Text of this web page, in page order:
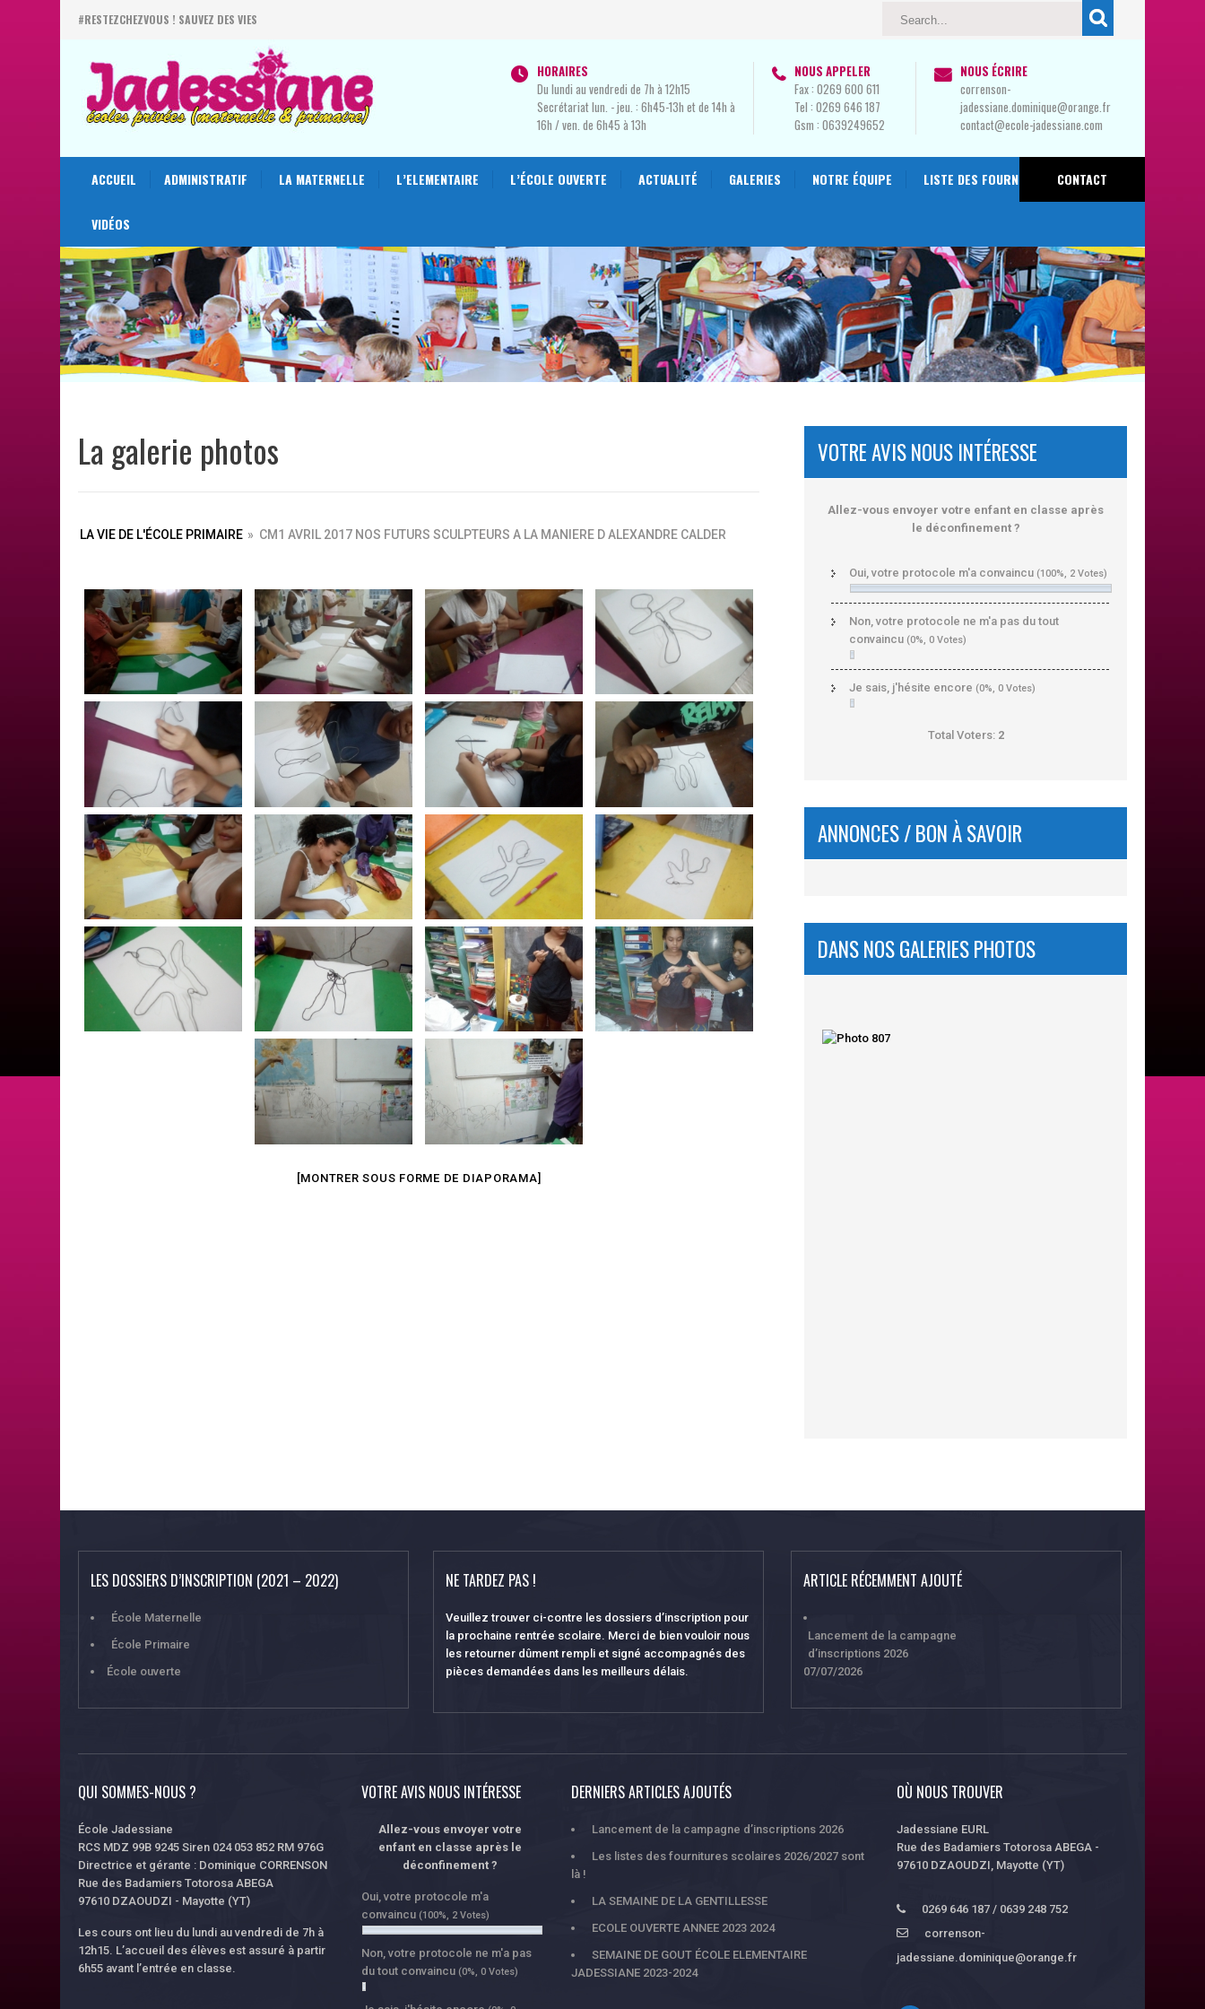
#RESTEZCHEZVOUS ! SAUVEZ DES VIES
HORAIRES
Du lundi au vendredi de 7h à 12h15
Secrétariat lun. - jeu. : 6h45-13h et de 14h à
16h / ven. de 6h45 à 13h
NOUS APPELER
Fax : 0269 600 611
Tel : 0269 646 187
Gsm : 0639249652
NOUS ÉCRIRE
correnson-
jadessiane.dominique@orange.fr
contact@ecole-jadessiane.com
ACCUEIL ADMINISTRATIF LA MATERNELLE L’ELEMENTAIRE L’ÉCOLE OUVERTE ACTUALITÉ GALERIES NOTRE ÉQUIPE LISTE DES FOURNITURES 2024-2025
VIDÉOS
CONTACT
La galerie photos
LA VIE DE L'ÉCOLE PRIMAIRE » CM1 AVRIL 2017 NOS FUTURS SCULPTEURS A LA MANIERE D ALEXANDRE CALDER
[MONTRER SOUS FORME DE DIAPORAMA]
VOTRE AVIS NOUS INTÉRESSE
Allez-vous envoyer votre enfant en classe après
le déconfinement ?
Oui, votre protocole m'a convaincu (100%, 2 Votes)
Non, votre protocole ne m'a pas du tout
convaincu (0%, 0 Votes)
Je sais, j'hésite encore (0%, 0 Votes)
Total Voters: 2
ANNONCES / BON À SAVOIR
DANS NOS GALERIES PHOTOS
LES DOSSIERS D’INSCRIPTION (2021 – 2022)
École Maternelle
École Primaire
École ouverte
NE TARDEZ PAS !
Veuillez trouver ci-contre les dossiers d’inscription pour
la prochaine rentrée scolaire. Merci de bien vouloir nous
les retourner dûment rempli et signé accompagnés des
pièces demandées dans les meilleurs délais.
ARTICLE RÉCEMMENT AJOUTÉ
Lancement de la campagne
d’inscriptions 2026
07/07/2026
QUI SOMMES-NOUS ?
École Jadessiane
RCS MDZ 99B 9245 Siren 024 053 852 RM 976G
Directrice et gérante : Dominique CORRENSON
Rue des Badamiers Totorosa ABEGA
97610 DZAOUDZI - Mayotte (YT)
Les cours ont lieu du lundi au vendredi de 7h à
12h15. L’accueil des élèves est assuré à partir
6h55 avant l’entrée en classe.
VOTRE AVIS NOUS INTÉRESSE
Allez-vous envoyer votre
enfant en classe après le
déconfinement ?
Oui, votre protocole m'a
convaincu (100%, 2 Votes)
Non, votre protocole ne m'a pas
du tout convaincu (0%, 0 Votes)
DERNIERS ARTICLES AJOUTÉS
Lancement de la campagne d’inscriptions 2026
Les listes des fournitures scolaires 2026/2027 sont
là !
LA SEMAINE DE LA GENTILLESSE
ECOLE OUVERTE ANNEE 2023 2024
SEMAINE DE GOUT ÉCOLE ELEMENTAIRE
JADESSIANE 2023-2024
OÙ NOUS TROUVER
Jadessiane EURL
Rue des Badamiers Totorosa ABEGA -
97610 DZAOUDZI, Mayotte (YT)
0269 646 187 / 0639 248 752
correnson-
jadessiane.dominique@orange.fr